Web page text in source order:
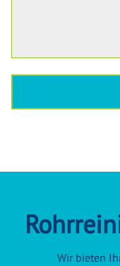
Wir bieten